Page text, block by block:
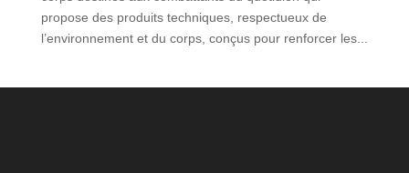
propose des produits techniques, respectueux de
l’environnement et du corps, conçus pour renforcer les...